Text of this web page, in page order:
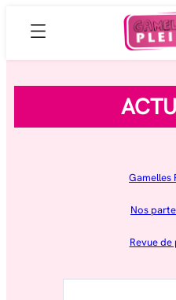
Gamelles
Nos
Revue de
Rechercher